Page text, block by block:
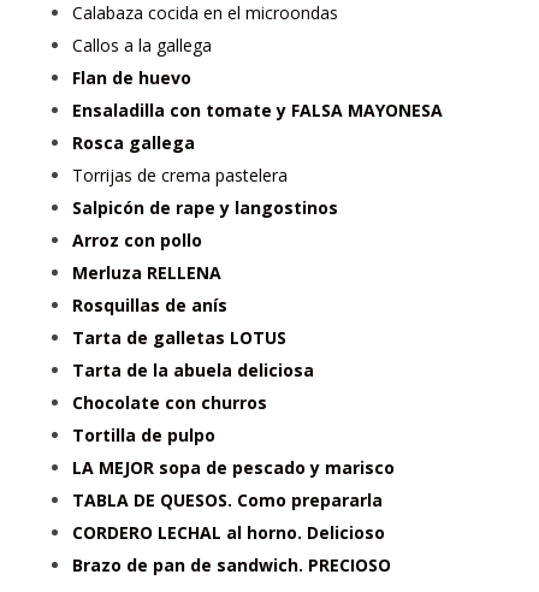
Calabaza cocida en el microondas
Callos a la gallega
Flan de huevo
Ensaladilla con tomate y FALSA MAYONESA
Rosca gallega
Torrijas de crema pastelera
Salpicón de rape y langostinos
Arroz con pollo
Merluza RELLENA
Rosquillas de anís
Tarta de galletas LOTUS
Tarta de la abuela deliciosa
Chocolate con churros
Tortilla de pulpo
LA MEJOR sopa de pescado y marisco
TABLA DE QUESOS. Como prepararla
CORDERO LECHAL al horno. Delicioso
Brazo de pan de sandwich. PRECIOSO